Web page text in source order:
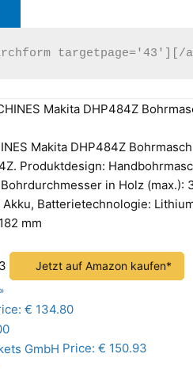
targetpage='43'][/
Makita DHP484Z
Produktdesign:
Bohrdurchmesser in Holz
Batterietechnologie:
mm
Jetzt auf Amazon kaufen*
€ 134.80
Price: € 150.93